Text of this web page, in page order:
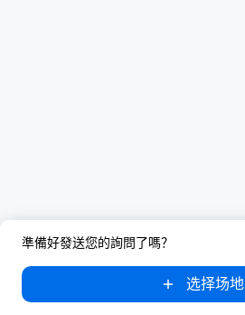
準備好發送您的詢問了嗎？
选择场地